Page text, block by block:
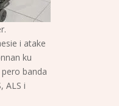
i atake
ku
banda
ALS i